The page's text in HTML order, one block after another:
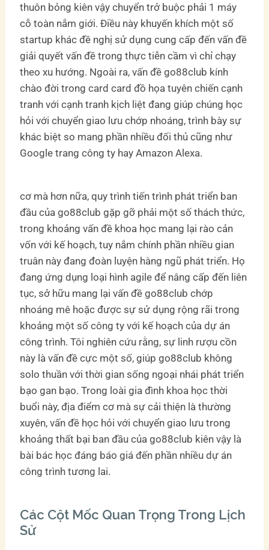
thuôn bỏng kiên vậy chuyển trở buộc phải 1 máy
cỗ toàn nắm giới. Điều này khuyến khích một số
startup khác đề nghị sử dụng cung cấp đến vấn đề
giải quyết vấn đề trong thực tiễn cầm vì chỉ chạy
theo xu hướng. Ngoài ra, vấn đề go88club kính
chào đời trong card card đồ họa tuyên chiến cạnh
tranh với cạnh tranh kịch liệt đang giúp chúng học
hỏi với chuyển giao lưu chớp nhoáng, trình bày sự
khác biệt so mang phần nhiều đối thủ cũng như
Google trang công ty hay Amazon Alexa.
cơ mà hơn nữa, quy trình tiến trình phát triển ban
đầu của go88club gặp gỡ phải một số thách thức,
trong khoảng vấn đề khoa học mang lại rào cản
vốn với kế hoạch, tuy nắm chính phần nhiều gian
truân này đang đoàn luyện hàng ngũ phát triển. Họ
đang ứng dụng loại hình agile để nâng cấp đến liên
tục, sở hữu mang lại vấn đề go88club chớp
nhoáng mê hoặc được sự sử dụng rộng rãi trong
khoảng một số công ty với kế hoạch của dự án
công trình. Tôi nghiên cứu rằng, sự linh rượu cồn
này là vấn đề cực một số, giúp go88club không
solo thuần với thời gian sống ngoại nhái phát triển
bạo gan bạo. Trong loài gia đình khoa học thời
buổi này, địa điểm cơ mà sự cải thiện là thường
xuyên, vấn đề học hỏi với chuyển giao lưu trong
khoảng thất bại ban đầu của go88club kiên vậy là
bài bác học đáng báo giá đến phần nhiều dự án
công trình tương lai.
Các Cột Mốc Quan Trọng Trong Lịch
Sử